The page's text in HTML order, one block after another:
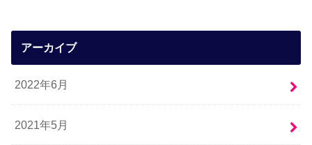
アーカイブ
2022年6月
2021年5月